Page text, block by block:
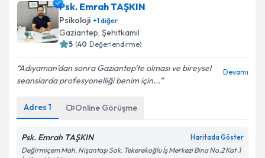
Psk. Emrah TAŞKIN
Psikoloji +1diğer
Gaziantep, Şehitkamil
5 (40 Değerlendirme)
Adıyaman’dan sonra Gaziantep’te olması ve bireysel
seanslarda profesyonelliği benim için...
Devamı
Adres 1 Online Görüşme
Psk. Emrah TAŞKIN Haritada Göster
Değirmiçem Mah. Nişantaşı Sok. Tekerekoğlu İş Merkezi Bina No.2 Kat .1